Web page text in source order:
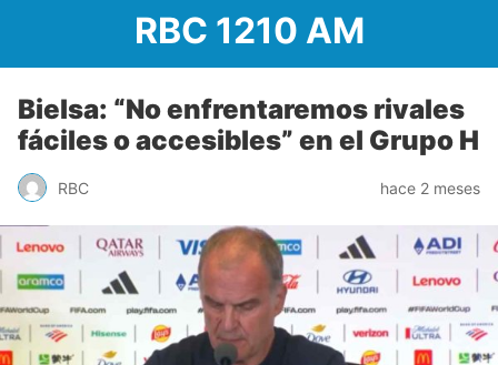
RBC 1210 AM
Bielsa: “No enfrentaremos rivales
fáciles o accesibles” en el Grupo H
RBC hace 2 meses